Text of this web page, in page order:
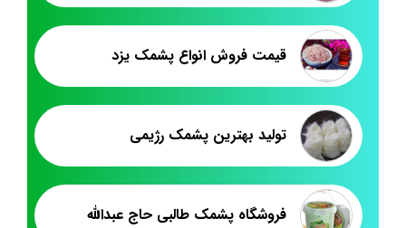
قيمت فروش انواع پشمک يزد
تولید بهترین پشمک رژیمی
فروشگاه پشمک طالبی حاج عبدالله